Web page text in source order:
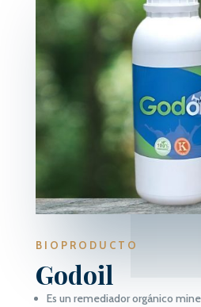
BIOPRODUCTO
Godoil
Es un remediador orgánico